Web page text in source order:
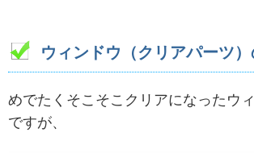
ウィンドウ（クリアパーツ
めでたくそこそこクリアになったウ
ですが、